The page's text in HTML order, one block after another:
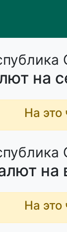
на
На это
на
На это